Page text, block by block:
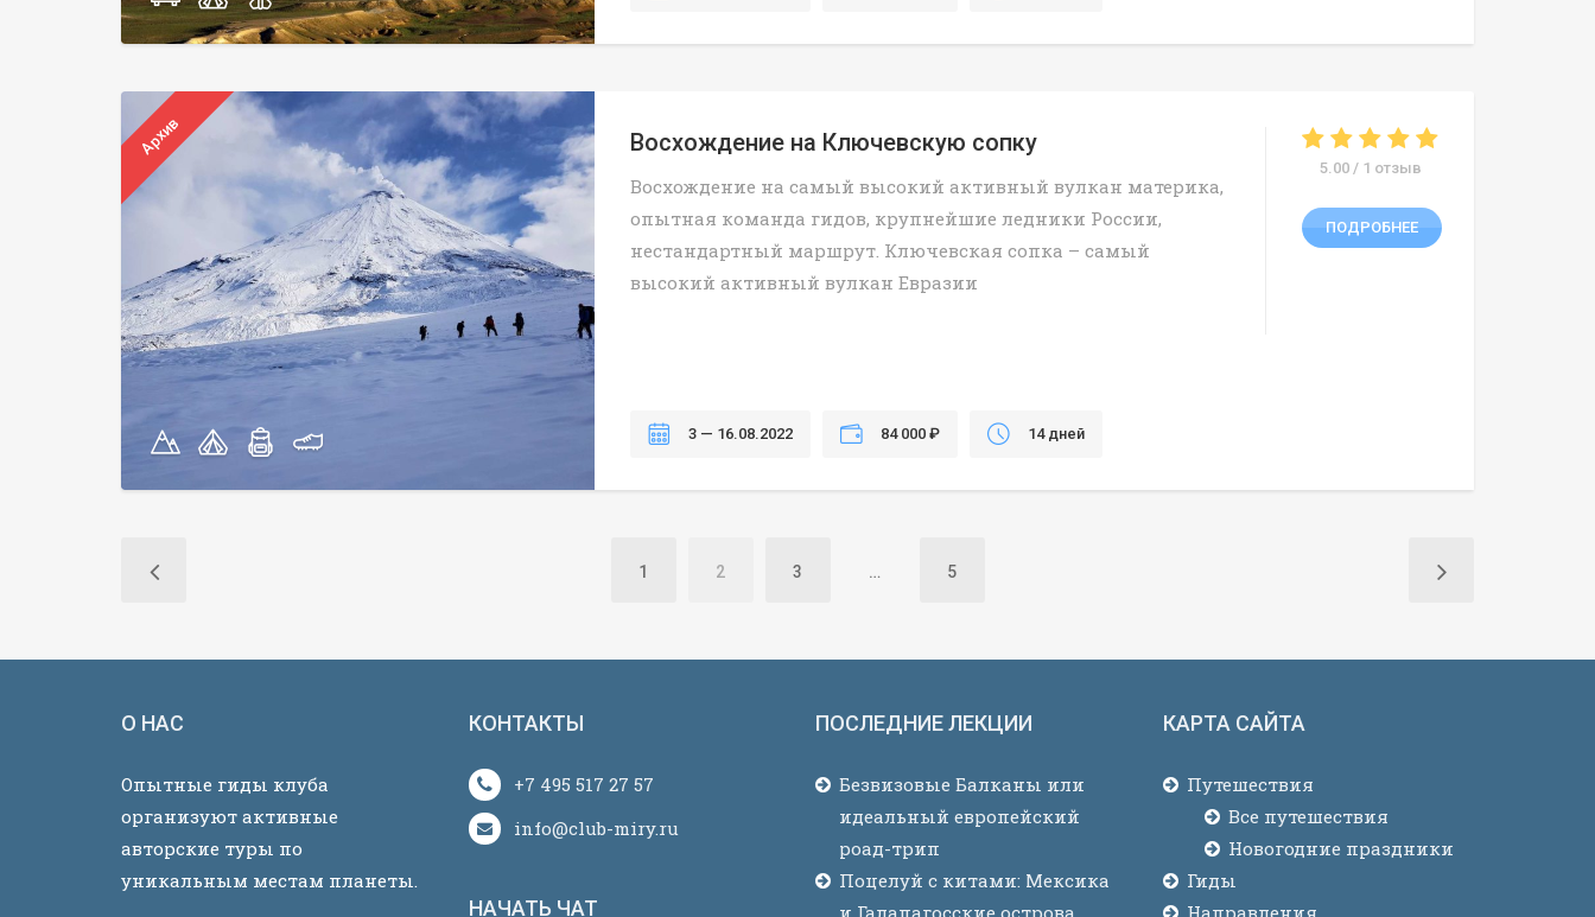
Архив Восхождение на Ключевскую сопку
Восхождение на самый высокий активный вулкан материка,
опытная команда гидов, крупнейшие ледники России,
нестандартный маршрут. Ключевская сопка – самый
высокий активный вулкан Евразии
5.00 / 1 отзыв
ПОДРОБНЕЕ
3 — 16.08.2022 84 000 ₽ 14 дней
1 2 3 … 5
О НАС
Опытные гиды клуба
организуют активные
авторские туры по
уникальным местам планеты.
КОНТАКТЫ
+7 495 517 27 57
info@club-miry.ru
НАЧАТЬ ЧАТ
ПОСЛЕДНИЕ ЛЕКЦИИ
Безвизовые Балканы или
идеальный европейский
роад-трип
Поцелуй с китами: Мексика
и Галапагосские острова
КАРТА САЙТА
Путешествия
Все путешествия
Новогодние праздники
Гиды
Направления